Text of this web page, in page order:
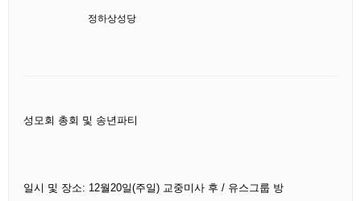
정하상성당
성모회 총회 및 송년파티
일시 및 장소: 12월20일(주일) 교중미사 후 / 유스그룹 방